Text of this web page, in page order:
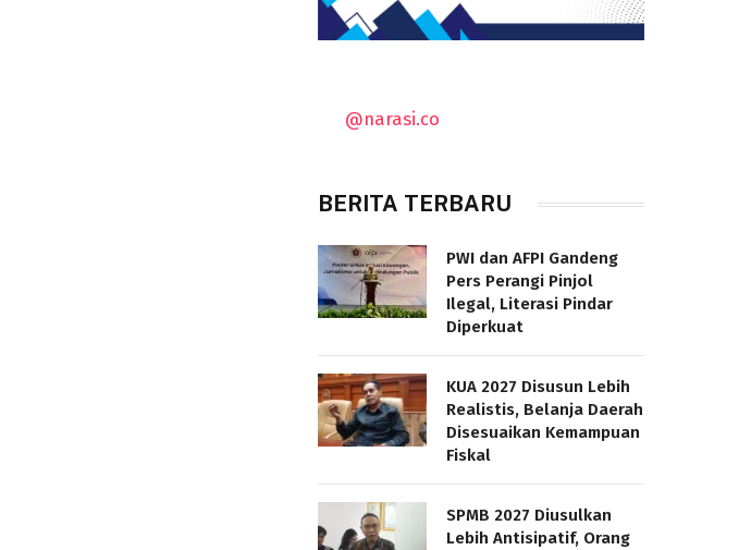
@narasi.co
BERITA TERBARU
PWI dan AFPI Gandeng
Pers Perangi Pinjol
Ilegal, Literasi Pindar
Diperkuat
KUA 2027 Disusun Lebih
Realistis, Belanja Daerah
Disesuaikan Kemampuan
Fiskal
SPMB 2027 Diusulkan
Lebih Antisipatif, Orang